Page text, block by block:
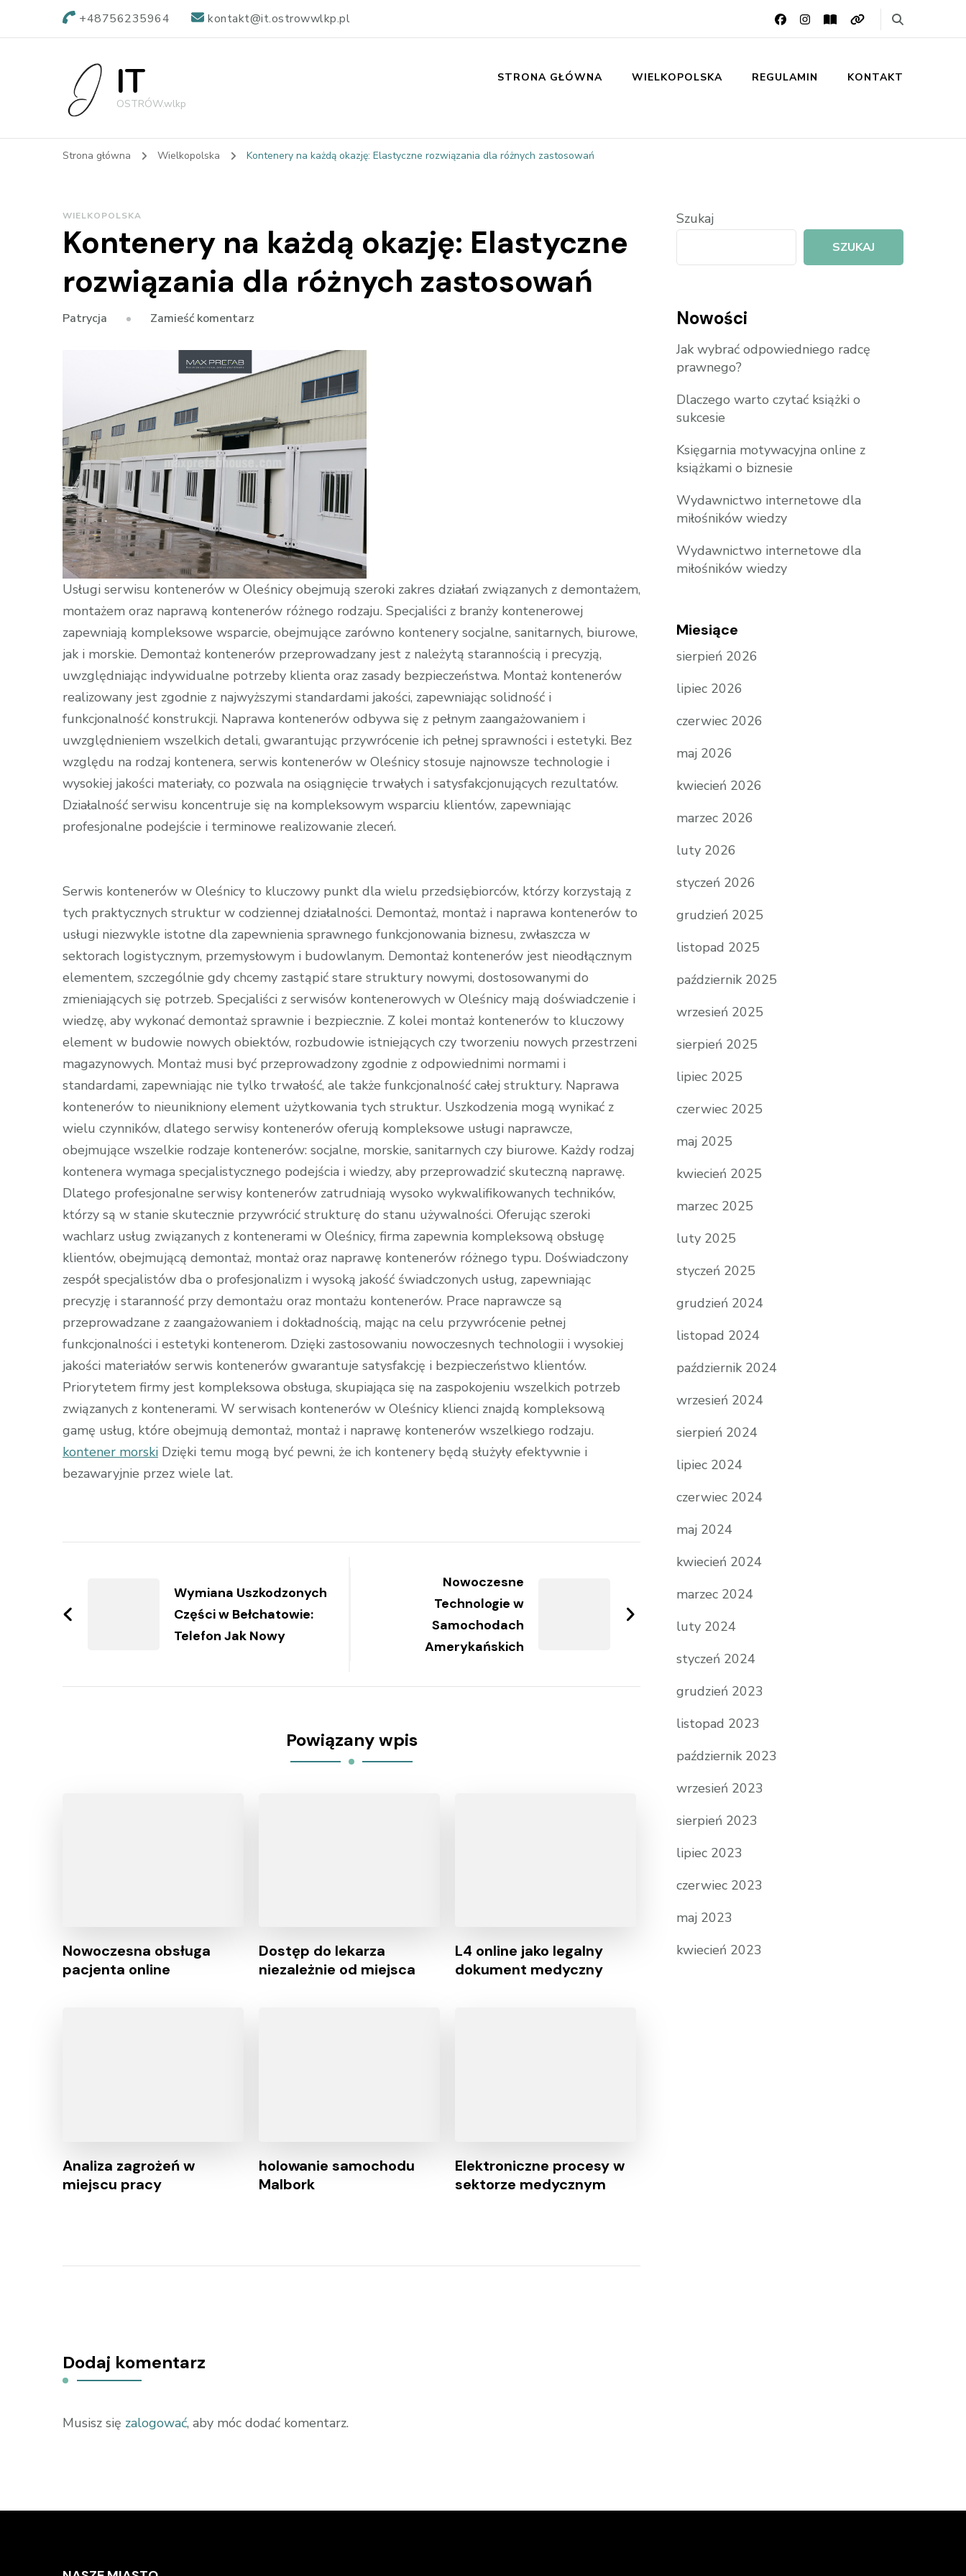
+48756235964 kontakt@it.ostrowwlkp.pl
IT
OSTRÓW.wlkp
STRONA GŁÓWNA WIELKOPOLSKA REGULAMIN KONTAKT
Strona główna Wielkopolska Kontenery na każdą okazję: Elastyczne rozwiązania dla różnych zastosowań
WIELKOPOLSKA
Kontenery na każdą okazję: Elastyczne
rozwiązania dla różnych zastosowań
Patrycja Zamieść komentarz
Kontenery
na
okazję:
Elastyczne
rozwiązania
dla
różnych
zastosowań
Usługi serwisu kontenerów w Oleśnicy obejmują szeroki zakres działań związanych z demontażem,
montażem oraz naprawą kontenerów różnego rodzaju. Specjaliści z branży kontenerowej
zapewniają kompleksowe wsparcie, obejmujące zarówno kontenery socjalne, sanitarnych, biurowe,
jak i morskie. Demontaż kontenerów przeprowadzany jest z należytą starannością i precyzją,
uwzględniając indywidualne potrzeby klienta oraz zasady bezpieczeństwa. Montaż kontenerów
realizowany jest zgodnie z najwyższymi standardami jakości, zapewniając solidność i
funkcjonalność konstrukcji. Naprawa kontenerów odbywa się z pełnym zaangażowaniem i
uwzględnieniem wszelkich detali, gwarantując przywrócenie ich pełnej sprawności i estetyki. Bez
względu na rodzaj kontenera, serwis kontenerów w Oleśnicy stosuje najnowsze technologie i
wysokiej jakości materiały, co pozwala na osiągnięcie trwałych i satysfakcjonujących rezultatów.
Działalność serwisu koncentruje się na kompleksowym wsparciu klientów, zapewniając
profesjonalne podejście i terminowe realizowanie zleceń.
Serwis kontenerów w Oleśnicy to kluczowy punkt dla wielu przedsiębiorców, którzy korzystają z
tych praktycznych struktur w codziennej działalności. Demontaż, montaż i naprawa kontenerów to
usługi niezwykle istotne dla zapewnienia sprawnego funkcjonowania biznesu, zwłaszcza w
sektorach logistycznym, przemysłowym i budowlanym. Demontaż kontenerów jest nieodłącznym
elementem, szczególnie gdy chcemy zastąpić stare struktury nowymi, dostosowanymi do
zmieniających się potrzeb. Specjaliści z serwisów kontenerowych w Oleśnicy mają doświadczenie i
wiedzę, aby wykonać demontaż sprawnie i bezpiecznie. Z kolei montaż kontenerów to kluczowy
element w budowie nowych obiektów, rozbudowie istniejących czy tworzeniu nowych przestrzeni
magazynowych. Montaż musi być przeprowadzony zgodnie z odpowiednimi normami i
standardami, zapewniając nie tylko trwałość, ale także funkcjonalność całej struktury. Naprawa
kontenerów to nieunikniony element użytkowania tych struktur. Uszkodzenia mogą wynikać z
wielu czynników, dlatego serwisy kontenerów oferują kompleksowe usługi naprawcze,
obejmujące wszelkie rodzaje kontenerów: socjalne, morskie, sanitarnych czy biurowe. Każdy rodzaj
kontenera wymaga specjalistycznego podejścia i wiedzy, aby przeprowadzić skuteczną naprawę.
Dlatego profesjonalne serwisy kontenerów zatrudniają wysoko wykwalifikowanych techników,
którzy są w stanie skutecznie przywrócić strukturę do stanu używalności. Oferując szeroki
wachlarz usług związanych z kontenerami w Oleśnicy, firma zapewnia kompleksową obsługę
klientów, obejmującą demontaż, montaż oraz naprawę kontenerów różnego typu. Doświadczony
zespół specjalistów dba o profesjonalizm i wysoką jakość świadczonych usług, zapewniając
precyzję i staranność przy demontażu oraz montażu kontenerów. Prace naprawcze są
przeprowadzane z zaangażowaniem i dokładnością, mając na celu przywrócenie pełnej
funkcjonalności i estetyki kontenerom. Dzięki zastosowaniu nowoczesnych technologii i wysokiej
jakości materiałów serwis kontenerów gwarantuje satysfakcję i bezpieczeństwo klientów.
Priorytetem firmy jest kompleksowa obsługa, skupiająca się na zaspokojeniu wszelkich potrzeb
związanych z kontenerami. W serwisach kontenerów w Oleśnicy klienci znajdą kompleksową
gamę usług, które obejmują demontaż, montaż i naprawę kontenerów wszelkiego rodzaju.
kontener morski Dzięki temu mogą być pewni, że ich kontenery będą służyły efektywnie i
bezawaryjnie przez wiele lat.
Wymiana Uszkodzonych
Części w Bełchatowie:
Telefon Jak Nowy
Nowoczesne
Technologie w
Samochodach
Amerykańskich
Powiązany wpis
Nowoczesna obsługa
pacjenta online
Dostęp do lekarza
niezależnie od miejsca
L4 online jako legalny
dokument medyczny
Analiza zagrożeń w
miejscu pracy
holowanie samochodu
Malbork
Elektroniczne procesy w
sektorze medycznym
Dodaj komentarz
Musisz się zalogować, aby móc dodać komentarz.
Szukaj
SZUKAJ
Nowości
Jak wybrać odpowiedniego radcę
prawnego?
Dlaczego warto czytać książki o
sukcesie
Księgarnia motywacyjna online z
książkami o biznesie
Wydawnictwo internetowe dla
miłośników wiedzy
Wydawnictwo internetowe dla
miłośników wiedzy
Miesiące
sierpień 2026
lipiec 2026
czerwiec 2026
maj 2026
kwiecień 2026
marzec 2026
luty 2026
styczeń 2026
grudzień 2025
listopad 2025
październik 2025
wrzesień 2025
sierpień 2025
lipiec 2025
czerwiec 2025
maj 2025
kwiecień 2025
marzec 2025
luty 2025
styczeń 2025
grudzień 2024
listopad 2024
październik 2024
wrzesień 2024
sierpień 2024
lipiec 2024
czerwiec 2024
maj 2024
kwiecień 2024
marzec 2024
luty 2024
styczeń 2024
grudzień 2023
listopad 2023
październik 2023
wrzesień 2023
sierpień 2023
lipiec 2023
czerwiec 2023
maj 2023
kwiecień 2023